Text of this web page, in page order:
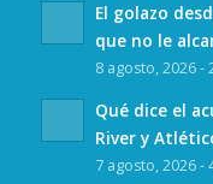
El golazo
que no le
8 agosto, 2026 -
Qué dice el
River y
7 agosto, 2026 -